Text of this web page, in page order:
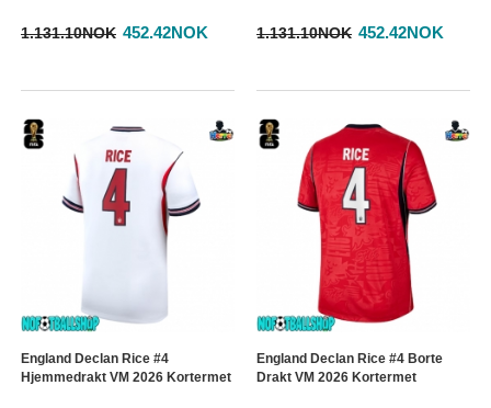
1.131.10NOK 452.42NOK 1.131.10NOK 452.42NOK
England Declan Rice #4
Hjemmedrakt VM 2026 Kortermet
England Declan Rice #4 Borte
Drakt VM 2026 Kortermet